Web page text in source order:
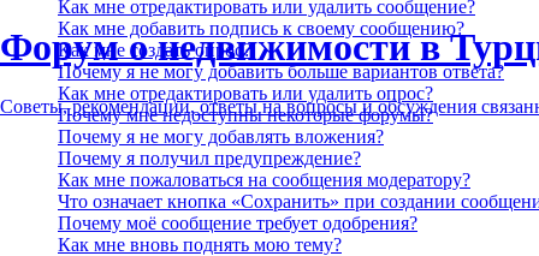
Форум о недвижимости в
Советы, рекомендации, ответы на вопросы и обсуждения
Как мне отредактировать или удалить сообщение?
Как мне добавить подпись к своему сообщению?
Как мне создать опрос?
Почему я не могу добавить больше вариантов ответа?
Как мне отредактировать или удалить опрос?
Почему мне недоступны некоторые форумы?
Почему я не могу добавлять вложения?
Почему я получил предупреждение?
Как мне пожаловаться на сообщения модератору?
Что означает кнопка «Сохранить» при создании
Почему моё сообщение требует одобрения?
Как мне вновь поднять мою тему?